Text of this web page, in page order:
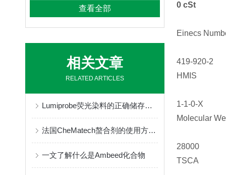
查看全部
相关文章
RELATED ARTICLES
Lumiprobe荧光染料的正确储存与保管
法国CheMatech螯合剂的使用方法很简单
一文了解什么是Ambeed化合物
0 cSt
Einecs
419-920-2
HMIS
1-1-0-X
Molecular
28000
TSCA